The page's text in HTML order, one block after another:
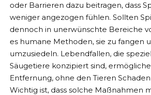
oder Barrieren dazu beitragen, dass
weniger angezogen fühlen. Sollten
dennoch in unerwünschte Bereiche
es humane Methoden, sie zu fangen
umzusiedeln. Lebendfallen, die
Säugetiere konzipiert sind,
Entfernung, ohne den Tieren
Wichtig ist, dass solche Maßnahmen